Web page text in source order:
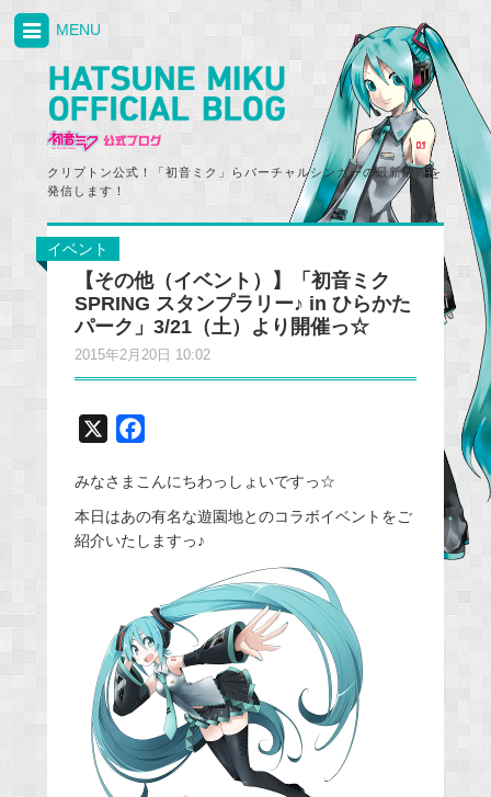
クリプトン公式！「初音ミク」らバーチャルシンガーの最新情報を
発信します！
MENU
イベント
【その他（イベント）】「初音ミク
SPRING スタンプラリー♪ in ひらかた
パーク」3/21（土）より開催っ☆
2015年2月20日 10:02
c
e
b
k
みなさまこんにちわっしょいですっ☆
本日はあの有名な遊園地とのコラボイベントをご
紹介いたしますっ♪